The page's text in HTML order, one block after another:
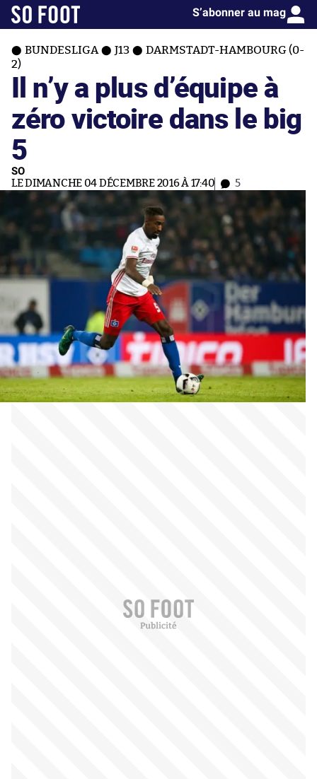
S’abonner au mag
BUNDESLIGA J13
DARMSTADT-HAMBOURG (0-
2)
Il n’y a plus d’équipe à
zéro victoire dans le big
5
SO
LE DIMANCHE 04 DÉCEMBRE 2016 À 17:40 5